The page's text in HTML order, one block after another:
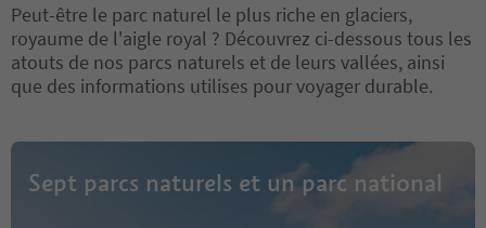
Peut-être le parc naturel le plus riche en glaciers,
royaume de l'aigle royal ? Découvrez ci-dessous tous les
atouts de nos parcs naturels et de leurs vallées, ainsi
que des informations utilises pour voyager durable.
Sept parcs naturels et un parc national